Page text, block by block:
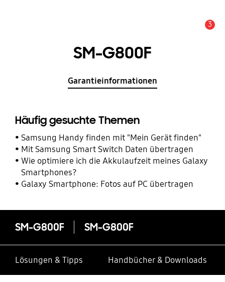
3
SM-G800F
Garantieinformationen
Häufig gesuchte Themen
Samsung Handy finden mit "Mein Gerät finden"
Mit Samsung Smart Switch Daten übertragen
Wie optimiere ich die Akkulaufzeit meines Galaxy
Smartphones?
Galaxy Smartphone: Fotos auf PC übertragen
SM-G800F SM-G800F
Lösungen & Tipps Handbücher & Downloads